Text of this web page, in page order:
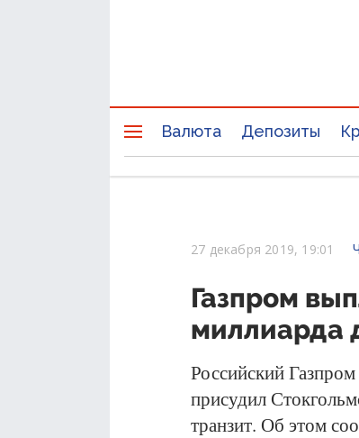
Валюта Депозиты
27 декабря 2019, 19:01
Газпром
миллиарда
Российский
присудил
транзит. Об этом